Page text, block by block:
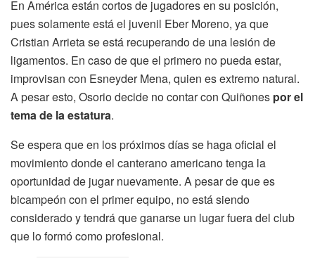
En América están cortos de jugadores en su posición,
pues solamente está el juvenil Eber Moreno, ya que
Cristian Arrieta se está recuperando de una lesión de
ligamentos. En caso de que el primero no pueda estar,
improvisan con Esneyder Mena, quien es extremo natural.
A pesar esto, Osorio decide no contar con Quiñones por el
tema de la estatura.
Se espera que en los próximos días se haga oficial el
movimiento donde el canterano americano tenga la
oportunidad de jugar nuevamente. A pesar de que es
bicampeón con el primer equipo, no está siendo
considerado y tendrá que ganarse un lugar fuera del club
que lo formó como profesional.